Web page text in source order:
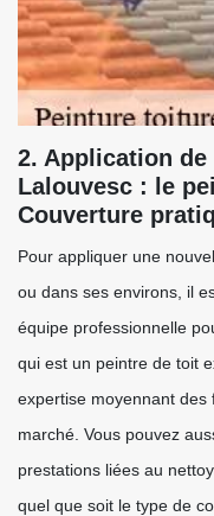
2. Application
Lalouvesc : le
Couverture
Pour appliquer une
ou dans ses environs, il
équipe professionnelle
qui est un peintre de toit
expertise moyennant des
marché. Vous pouvez
prestations liées au
quel que soit le type de